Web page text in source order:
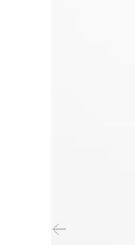
Vorheriger Slide